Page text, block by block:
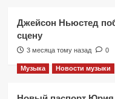
Джейсон Ньюстед
сцену
3 месяца тому назад 0
Музыка Новости музыки